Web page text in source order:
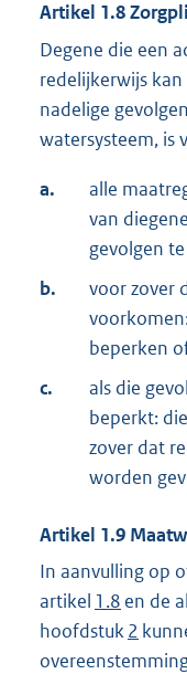
Artikel 1.8
Degene die een
redelijkerwijs
nadelige
watersysteem, is
a.
alle
van
gevolgen
b.
voor zover
beperken
c.
als die
beperkt:
zover dat
worden
Artikel 1.9
In aanvulling op
artikel 1.8 en de
hoofdstuk2